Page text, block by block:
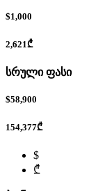
$1,000
2,621₾
სრული ფასი
$58,900
154,377₾
$
₾